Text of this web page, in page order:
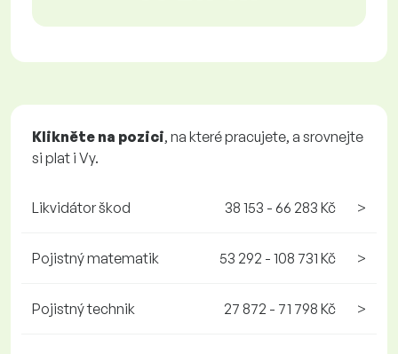
Klikněte na pozici, na které pracujete, a srovnejte
si plat i Vy.
Likvidátor škod 38 153 - 66 283 Kč >
Pojistný matematik 53 292 - 108 731 Kč >
Pojistný technik 27 872 - 71 798 Kč >